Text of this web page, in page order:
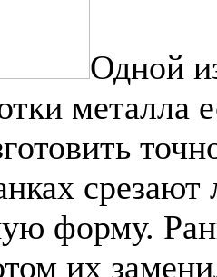
Одной
металла
форму.
их